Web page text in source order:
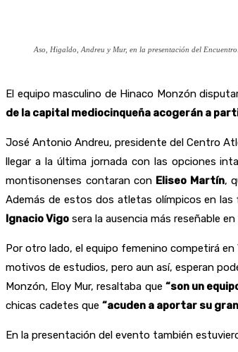
Aso, Higaldo, Andreu y Mur, en la presentación del Encuentro.
El equipo masculino de Hinaco Monzón
de la capital mediocinqueña acogerán a
José Antonio Andreu, presidente del Centro
llegar a la última jornada con las opciones
montisonenses contaran con Eliseo Martín,
Además de estos dos atletas olímpicos en las
Ignacio Vigo sera la ausencia más reseñable
Por otro lado, el equipo femenino competirá
motivos de estudios, pero aun así, esperan
Monzón, Eloy Mur, resaltaba que “son un
chicas cadetes que “acuden a aportar su
En la presentación del evento también